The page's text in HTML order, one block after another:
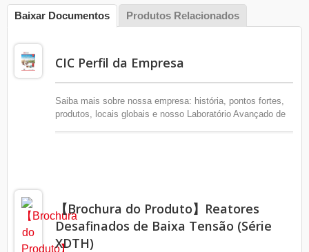
Baixar Documentos Produtos Relacionados
CIC Perfil da Empresa
Saiba mais sobre nossa empresa: história, pontos fortes,
produtos, locais globais e nosso Laboratório Avançado de
【Brochura do Produto】Reatores
Desafinados de Baixa Tensão (Série
XDTH)